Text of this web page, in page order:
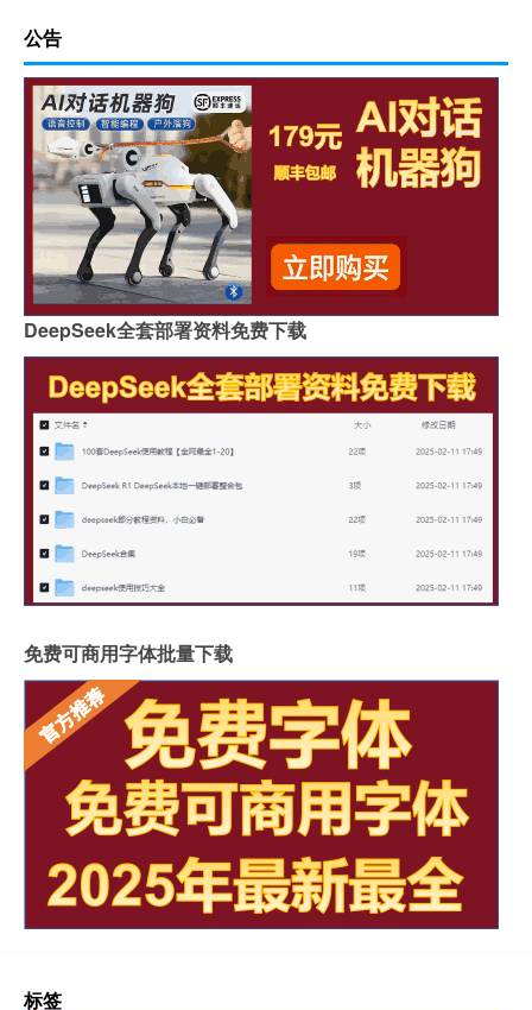
公告
DeepSeek全套部署资料免费下载
免费可商用字体批量下载
标签